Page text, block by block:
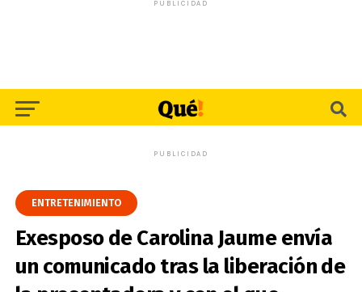
PUBLICIDAD
PUBLICIDAD
ENTRETENIMIENTO
Exesposo de Carolina Jaume envía
un comunicado tras la liberación de